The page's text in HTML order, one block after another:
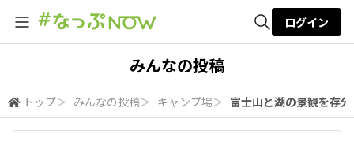
検索
ログイン
みんなの投稿
トップ＞ みんなの投稿＞ キャンプ場＞ 富士山と湖の景観を存